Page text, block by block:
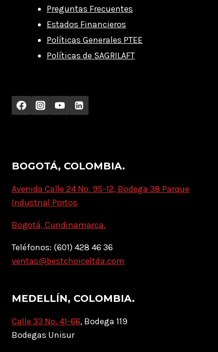
Preguntas Frecuentes
Estados Financieros
Políticas Generales PTEE
Políticas de SAGRILAFT
BOGOTÁ, COLOMBIA.
Avenida Calle 24 No. 95-12, Bodega 38 Parque
Industrial Portos
Bogotá, Cundinamarca.
Teléfonos: (601) 428 46 36
ventas@bestchoiceltda.com
MEDELLÍN, COLOMBIA.
Calle 33 No. 41-66, Bodega 119
Bodegas Unisur